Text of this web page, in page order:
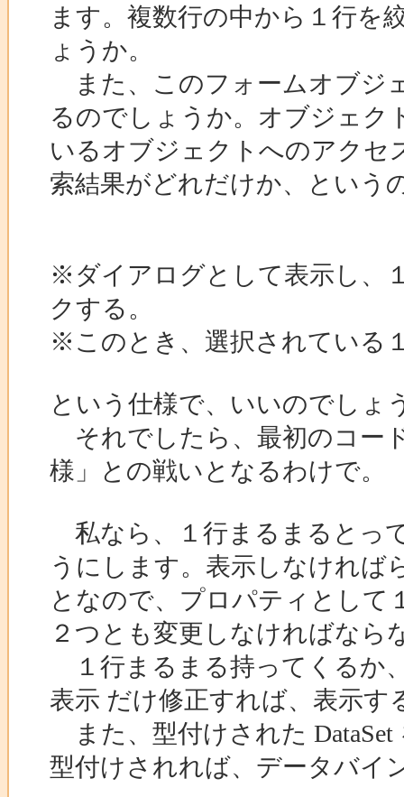
ます。複数行の中から１行を
ょうか。
また、このフォームオブジ
るのでしょうか。オブジェク
いるオブジェクトへのアクセ
索結果がどれだけか、という
※ダイアログとして表示し、
クする。
※このとき、選択されている
という仕様で、いいのでしょ
それでしたら、最初のコー
様」との戦いとなるわけで。
私なら、１行まるまるとっ
うにします。表示しなければ
となので、プロパティとして
２つとも変更しなければなら
１行まるまる持ってくるか
表示 だけ修正すれば、表示
また、型付けされた
型付けされれば、データバイ